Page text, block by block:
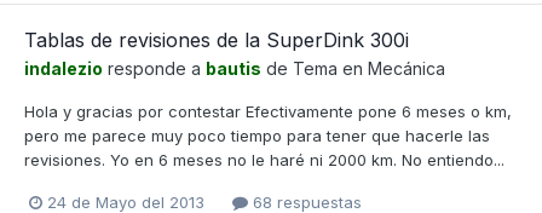
Tablas de revisiones de la SuperDink 300i
indalezio responde a bautis de Tema en Mecánica
Hola y gracias por contestar Efectivamente pone 6 meses o km,
pero me parece muy poco tiempo para tener que hacerle las
revisiones. Yo en 6 meses no le haré ni 2000 km. No entiendo...
24 de Mayo del 2013 68 respuestas